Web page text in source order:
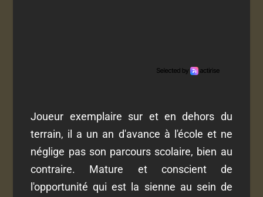
Joueur exemplaire sur et en dehors du
terrain, il a un an d'avance à l'école et ne
néglige pas son parcours scolaire, bien au
contraire. Mature et conscient de
l'opportunité qui est la sienne au sein de